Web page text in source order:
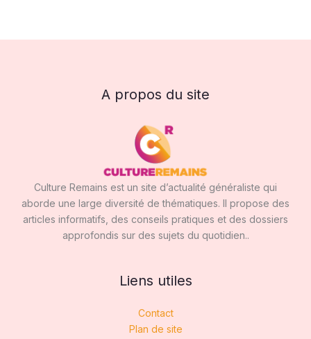
A propos du site
Culture Remains est un site d’actualité généraliste qui
aborde une large diversité de thématiques. Il propose des
articles informatifs, des conseils pratiques et des dossiers
approfondis sur des sujets du quotidien..
Liens utiles
Contact
Plan de site